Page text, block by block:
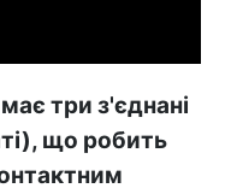
три з'єднані
що робить